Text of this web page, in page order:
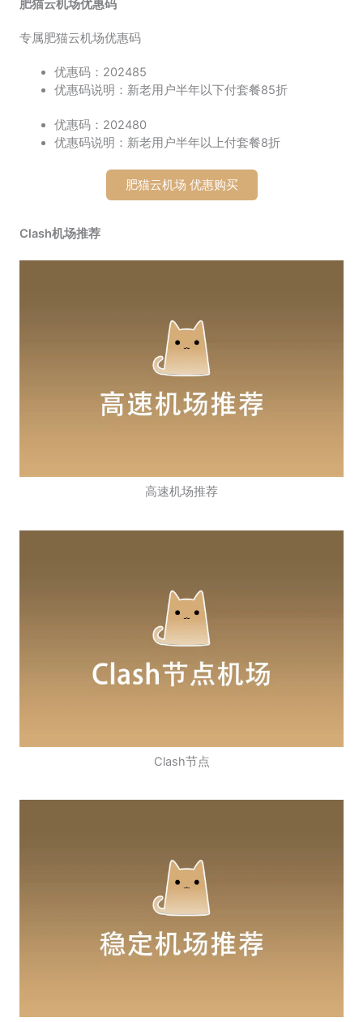
肥猫云机场优惠码
专属肥猫云机场优惠码
优惠码：202485
优惠码说明：新老用户半年以下付套餐85折
优惠码：202480
优惠码说明：新老用户半年以上付套餐8折
肥猫云机场 优惠购买
Clash机场推荐
高速机场推荐
Clash节点